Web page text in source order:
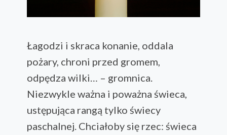
Łagodzi i skraca konanie, oddala
pożary, chroni przed gromem,
odpędza wilki… – gromnica.
Niezwykle ważna i poważna świeca,
ustępująca rangą tylko świecy
paschalnej. Chciałoby się rzec: świeca